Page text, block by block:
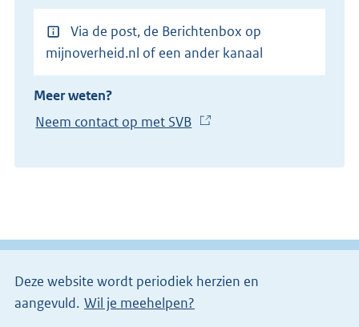
Via de post, de Berichtenbox op
mijnoverheid.nl of een ander kanaal
Meer weten?
Neem contact op met SVB
x
n
e
l
Deze website wordt periodiek herzien en
aangevuld. Wil je meehelpen?